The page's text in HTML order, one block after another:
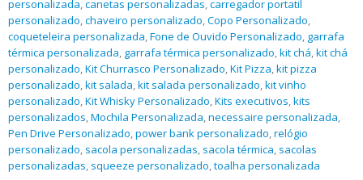
personalizada,canetas personalizadas,carregador portatil
personalizado,chaveiro personalizado,Copo Personalizado,
coqueteleira personalizada,Fone de Ouvido Personalizado, garrafa
térmica personalizada, garrafa térmica personalizado,kit chá,kit chá
personalizado,Kit Churrasco Personalizado,Kit Pizza,kit pizza
personalizado,kit salada,kit salada personalizado,kit vinho
personalizado,Kit Whisky Personalizado,Kits executivos,kits
personalizados,Mochila Personalizada,necessaire personalizada,
Pen Drive Personalizado,power bank personalizado,relógio
personalizado, sacola personalizadas, sacola térmica, sacolas
personalizadas, squeeze personalizado,toalha personalizada